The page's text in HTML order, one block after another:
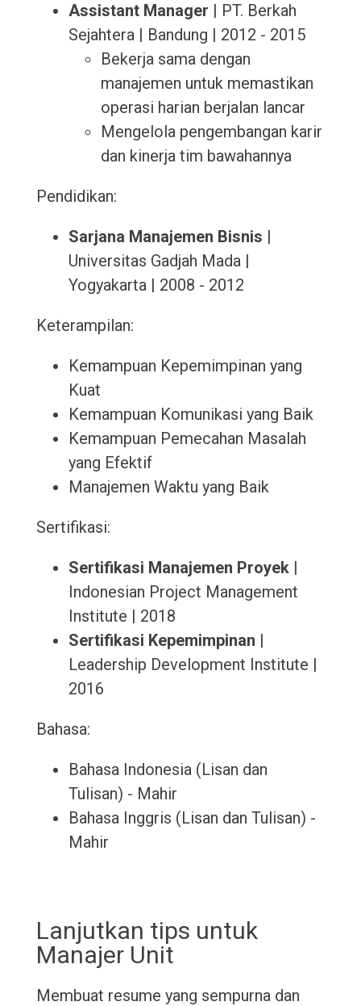
Assistant Manager | PT. Berkah
Sejahtera | Bandung | 2012 - 2015
Bekerja sama dengan
manajemen untuk memastikan
operasi harian berjalan lancar
Mengelola pengembangan karir
dan kinerja tim bawahannya
Pendidikan:
Sarjana Manajemen Bisnis |
Universitas Gadjah Mada |
Yogyakarta | 2008 - 2012
Keterampilan:
Kemampuan Kepemimpinan yang
Kuat
Kemampuan Komunikasi yang Baik
Kemampuan Pemecahan Masalah
yang Efektif
Manajemen Waktu yang Baik
Sertifikasi:
Sertifikasi Manajemen Proyek|
Indonesian Project Management
Institute | 2018
Sertifikasi Kepemimpinan |
Leadership Development Institute |
2016
Bahasa:
Bahasa Indonesia (Lisan dan
Tulisan) - Mahir
Bahasa Inggris (Lisan dan Tulisan) -
Mahir
Lanjutkan tips untuk
Manajer Unit
Membuat resume yang sempurna dan